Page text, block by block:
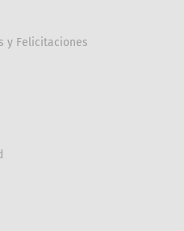
y Felicitaciones